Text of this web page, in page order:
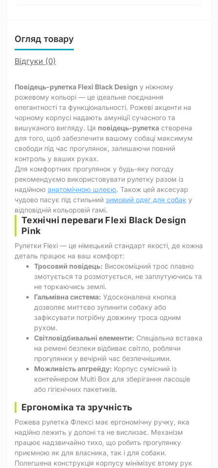
Огляд товару
Відгуки (0)
Повідець-рулетка Flexi Black Design у ніжному
рожевому кольорі — це ідеальне поєднання
елегантності та функціональності. Рожеві акценти на
чорному корпусі надають амуніції сучасного та
вишуканого вигляду. Ця повідець-рулетка створена
для того, щоб забезпечити вашому собаці максимум
свободи під час прогулянок, залишаючи повний
контроль у ваших руках.
Для комфортних прогулянок у будь-яку погоду
рекомендуємо використовувати рулетку разом із
надійною анатомічною шлеєю. Також цей аксесуар
чудово пасує під стильний зимовий одяг для собак у
відповідній кольоровій гамі.
Технічні переваги Flexi Black Design
Pink
Рулетки Flexi — це німецький стандарт якості, де кожна
деталь працює на ваш комфорт:
Тросовий повідець: Високоміцний трос плавно
змотується та розмотується, не заплутуючись та
не торкаючись землі.
Гальмівна система: Удосконалена кнопка
дозволяє миттєво зупинити собаку або
зафіксувати потрібну довжину троса одним
рухом.
Світловідбивальні елементи: Спеціальна вставка
на ремені безпеки відбиває світло, роблячи
прогулянки у вечірній час безпечнішими.
Можливість апгрейду: Корпус сумісний із
контейнером Multi Box для зберігання ласощів
або гігієнічних пакетиків.
Ергономіка та зручність
Рожева рулетка Флексі має ергономічну ручку, яка
надійно лежить у долоні та не вислизає. Механізм
працює надзвичайно тихо, що робить прогулянку
приємною як для власника, так і для собаки.
Полегшена конструкція корпусу мінімізує втому рук